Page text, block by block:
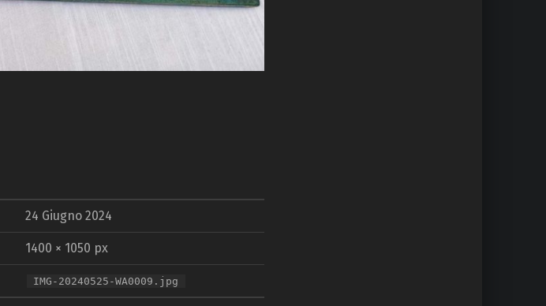
24 Giugno 2024
1400 × 1050 px
IMG-20240525-WA0009.jpg